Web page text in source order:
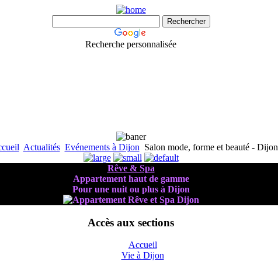
Recherche personnalisée
Actualités Evénements à Dijon Salon mode, forme et beauté - Dijon
Rêve & Spa
Appartement haut de gamme
Pour une nuit ou plus à Dijon
Accès aux sections
Accueil
Vie à Dijon